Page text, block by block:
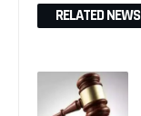
RELATED NEWS